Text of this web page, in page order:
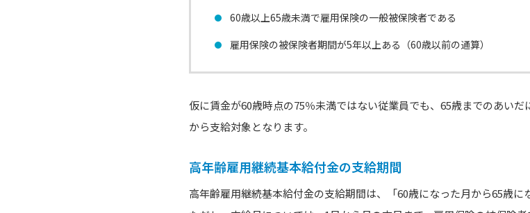
60歳以上65歳未満で雇用保険の一般被保険者である
雇用保険の被保険者期間が5年以上ある（60歳以前の通算）
仮に賃金が60歳時点の75％未満ではない従業員でも、65歳までのあい
から支給対象となります。
高年齢雇用継続基本給付金の支給期間
高年齢雇用継続基本給付金の支給期間は、「60歳になった月から65歳に